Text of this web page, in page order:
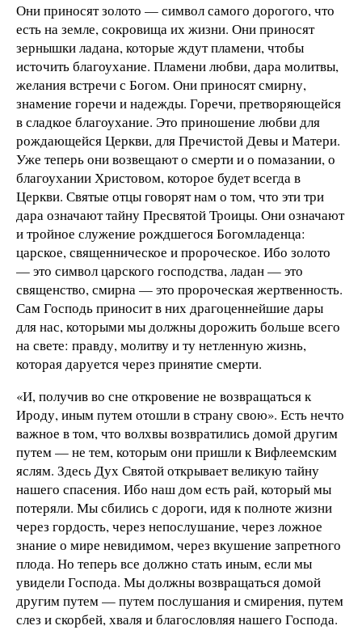
Они приносят золото — символ самого дорогого, что
есть на земле, сокровища их жизни. Они приносят
зернышки ладана, которые ждут пламени, чтобы
источить благоухание. Пламени любви, дара молитвы,
желания встречи с Богом. Они приносят смирну,
знамение горечи и надежды. Горечи, претворяющейся
в сладкое благоухание. Это приношение любви для
рождающейся Церкви, для Пречистой Девы и Матери.
Уже теперь они возвещают о смерти и о помазании, о
благоухании Христовом, которое будет всегда в
Церкви. Святые отцы говорят нам о том, что эти три
дара означают тайну Пресвятой Троицы. Они означают
и тройное служение рождшегося Богомладенца:
царское, священническое и пророческое. Ибо золото
— это символ царского господства, ладан — это
священство, смирна — это пророческая жертвенность.
Сам Господь приносит в них драгоценнейшие дары
для нас, которыми мы должны дорожить больше всего
на свете: правду, молитву и ту нетленную жизнь,
которая даруется через принятие смерти.
«И, получив во сне откровение не возвращаться к
Ироду, иным путем отошли в страну свою». Есть нечто
важное в том, что волхвы возвратились домой другим
путем — не тем, которым они пришли к Вифлеемским
яслям. Здесь Дух Святой открывает великую тайну
нашего спасения. Ибо наш дом есть рай, который мы
потеряли. Мы сбились с дороги, идя к полноте жизни
через гордость, через непослушание, через ложное
знание о мире невидимом, через вкушение запретного
плода. Но теперь все должно стать иным, если мы
увидели Господа. Мы должны возвращаться домой
другим путем — путем послушания и смирения, путем
слез и скорбей, хваля и благословляя нашего Господа.